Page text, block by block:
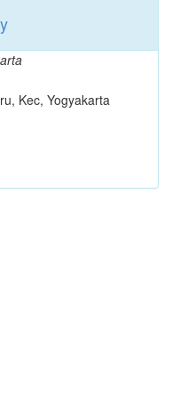
Kec, Yogyakarta